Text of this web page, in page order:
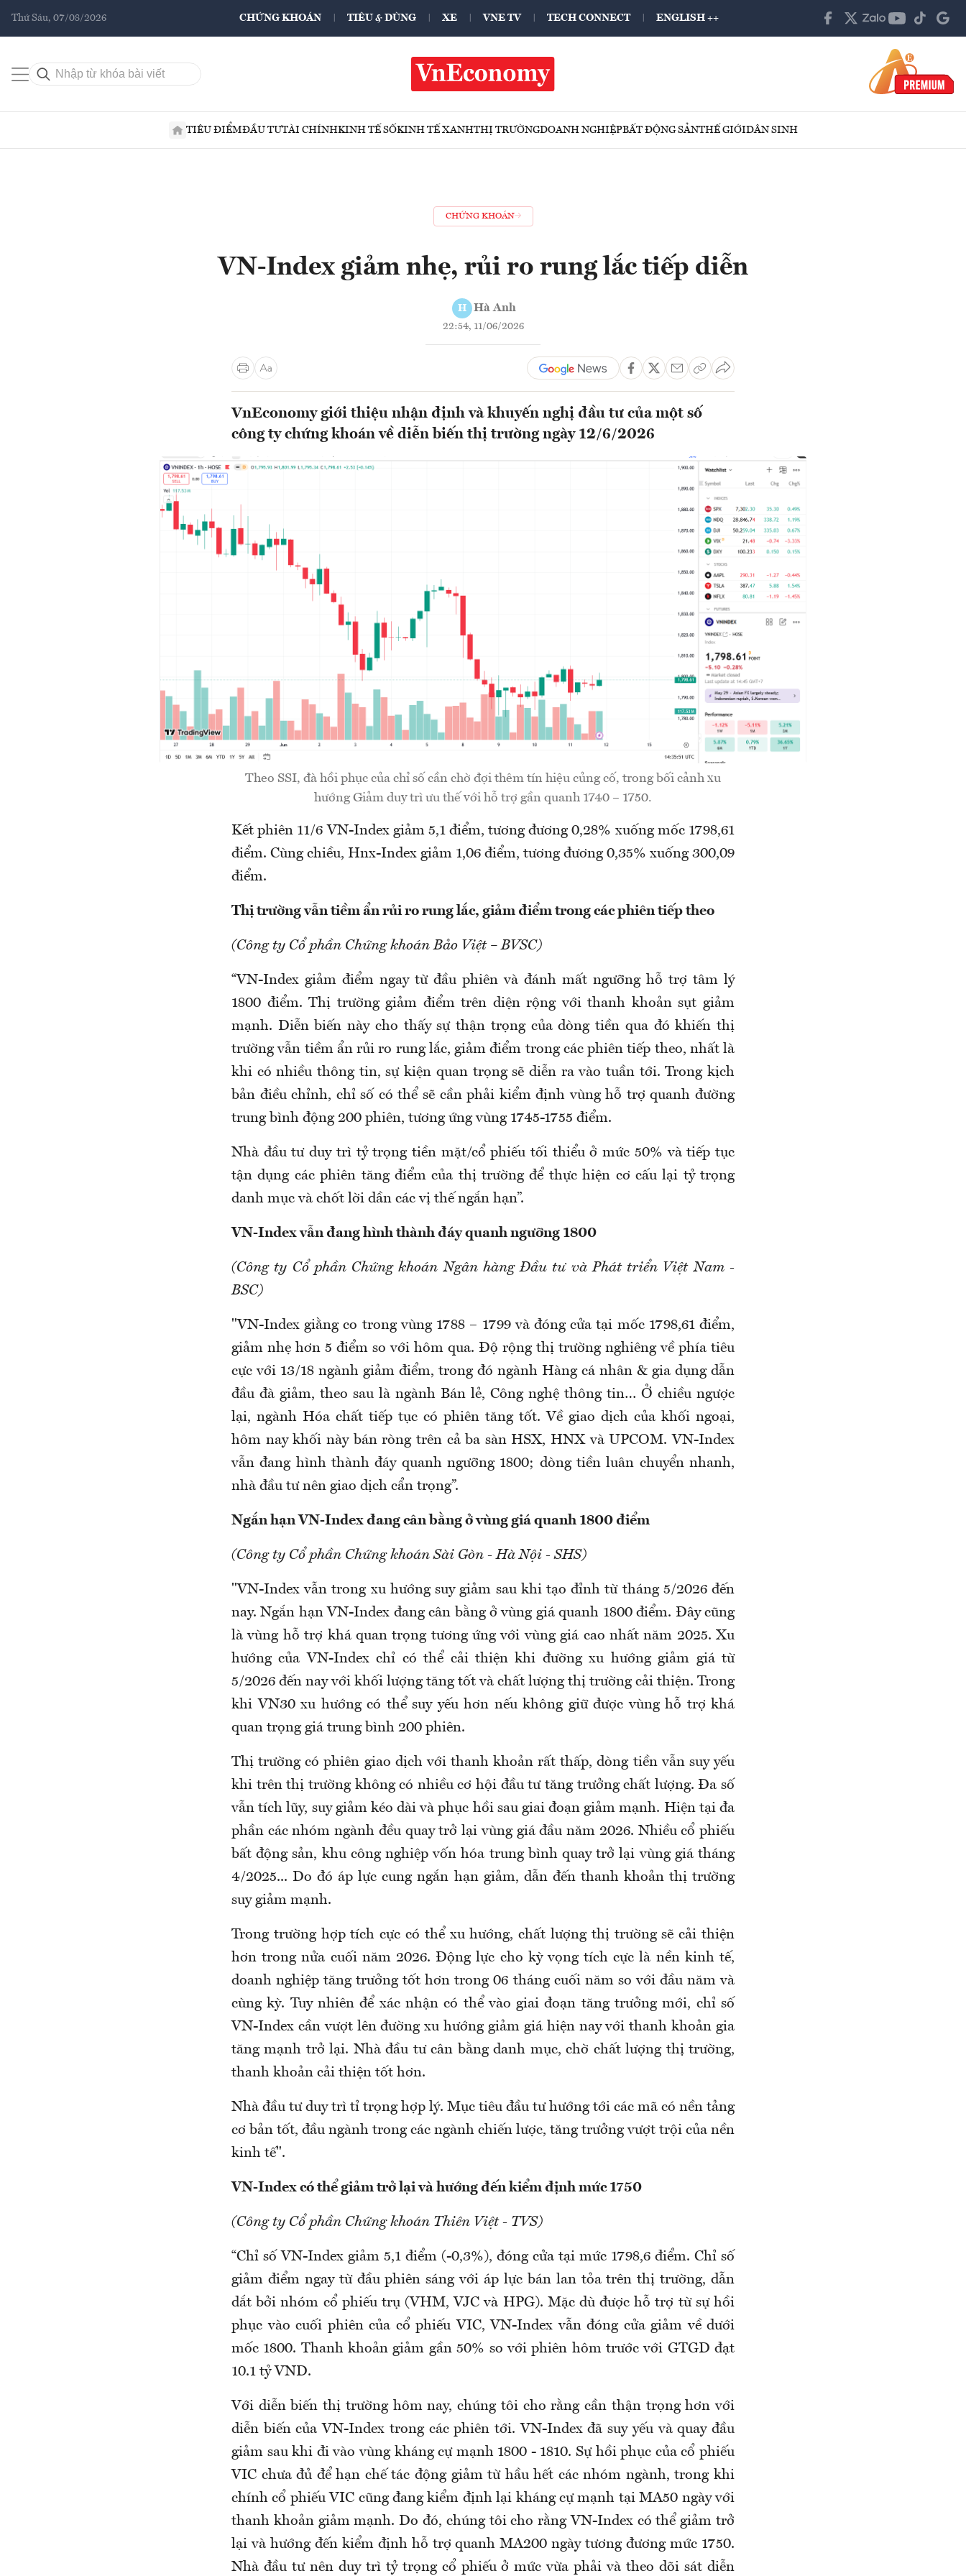
Thứ Sáu, 07/08/2026 CHỨNG KHOÁN TIÊU & DÙNG XE VNE TV TECH CONNECT ENGLISH ++
TIÊU ĐIỂMĐẦU TƯTÀI CHÍNHKINH TẾ SỐKINH TẾ XANHTHỊ TRƯỜNGDOANH NGHIỆPBẤT ĐỘNG SẢNTHẾ GIỚIDÂN SINH
CHỨNG KHOÁN
VN-Index giảm nhẹ, rủi ro rung lắc tiếp diễn
H Hà Anh
22:54, 11/06/2026
VnEconomy giới thiệu nhận định và khuyến nghị đầu tư của một số
công ty chứng khoán về diễn biến thị trường ngày 12/6/2026
Theo SSI, đà hồi phục của chỉ số cần chờ đợi thêm tín hiệu củng cố, trong bối cảnh xu
hướng Giảm duy trì ưu thế với hỗ trợ gần quanh 1740 – 1750.
Kết phiên 11/6 VN-Index giảm 5,1 điểm, tương đương 0,28% xuống mốc 1798,61
điểm. Cùng chiều, Hnx-Index giảm 1,06 điểm, tương đương 0,35% xuống 300,09
điểm.
Thị trường vẫn tiềm ẩn rủi ro rung lắc, giảm điểm trong các phiên tiếp theo
(Công ty Cổ phần Chứng khoán Bảo Việt – BVSC)
“VN-Index giảm điểm ngay từ đầu phiên và đánh mất ngưỡng hỗ trợ tâm lý
1800 điểm. Thị trường giảm điểm trên diện rộng với thanh khoản sụt giảm
mạnh. Diễn biến này cho thấy sự thận trọng của dòng tiền qua đó khiến thị
trường vẫn tiềm ẩn rủi ro rung lắc, giảm điểm trong các phiên tiếp theo, nhất là
khi có nhiều thông tin, sự kiện quan trọng sẽ diễn ra vào tuần tới. Trong kịch
bản điều chỉnh, chỉ số có thể sẽ cần phải kiểm định vùng hỗ trợ quanh đường
trung bình động 200 phiên, tương ứng vùng 1745-1755 điểm.
Nhà đầu tư duy trì tỷ trọng tiền mặt/cổ phiếu tối thiểu ở mức 50% và tiếp tục
tận dụng các phiên tăng điểm của thị trường để thực hiện cơ cấu lại tỷ trọng
danh mục và chốt lời dần các vị thế ngắn hạn”.
VN-Index vẫn đang hình thành đáy quanh ngưỡng 1800
(Công ty Cổ phần Chứng khoán Ngân hàng Đầu tư và Phát triển Việt Nam -
BSC)
"VN-Index giằng co trong vùng 1788 – 1799 và đóng cửa tại mốc 1798,61 điểm,
giảm nhẹ hơn 5 điểm so với hôm qua. Độ rộng thị trường nghiêng về phía tiêu
cực với 13/18 ngành giảm điểm, trong đó ngành Hàng cá nhân & gia dụng dẫn
đầu đà giảm, theo sau là ngành Bán lẻ, Công nghệ thông tin… Ở chiều ngược
lại, ngành Hóa chất tiếp tục có phiên tăng tốt. Về giao dịch của khối ngoại,
hôm nay khối này bán ròng trên cả ba sàn HSX, HNX và UPCOM. VN-Index
vẫn đang hình thành đáy quanh ngưỡng 1800; dòng tiền luân chuyển nhanh,
nhà đầu tư nên giao dịch cẩn trọng”.
Ngắn hạn VN-Index đang cân bằng ở vùng giá quanh 1800 điểm
(Công ty Cổ phần Chứng khoán Sài Gòn - Hà Nội - SHS)
"VN-Index vẫn trong xu hướng suy giảm sau khi tạo đỉnh từ tháng 5/2026 đến
nay. Ngắn hạn VN-Index đang cân bằng ở vùng giá quanh 1800 điểm. Đây cũng
là vùng hỗ trợ khá quan trọng tương ứng với vùng giá cao nhất năm 2025. Xu
hướng của VN-Index chỉ có thể cải thiện khi đường xu hướng giảm giá từ
5/2026 đến nay với khối lượng tăng tốt và chất lượng thị trường cải thiện. Trong
khi VN30 xu hướng có thể suy yếu hơn nếu không giữ được vùng hỗ trợ khá
quan trọng giá trung bình 200 phiên.
Thị trường có phiên giao dịch với thanh khoản rất thấp, dòng tiền vẫn suy yếu
khi trên thị trường không có nhiều cơ hội đầu tư tăng trưởng chất lượng. Đa số
vẫn tích lũy, suy giảm kéo dài và phục hồi sau giai đoạn giảm mạnh. Hiện tại đa
phần các nhóm ngành đều quay trở lại vùng giá đầu năm 2026. Nhiều cổ phiếu
bất động sản, khu công nghiệp vốn hóa trung bình quay trở lại vùng giá tháng
4/2025... Do đó áp lực cung ngắn hạn giảm, dẫn đến thanh khoản thị trường
suy giảm mạnh.
Trong trường hợp tích cực có thể xu hướng, chất lượng thị trường sẽ cải thiện
hơn trong nửa cuối năm 2026. Động lực cho kỳ vọng tích cực là nền kinh tế,
doanh nghiệp tăng trưởng tốt hơn trong 06 tháng cuối năm so với đầu năm và
cùng kỳ. Tuy nhiên để xác nhận có thể vào giai đoạn tăng trưởng mới, chỉ số
VN-Index cần vượt lên đường xu hướng giảm giá hiện nay với thanh khoản gia
tăng mạnh trở lại. Nhà đầu tư cân bằng danh mục, chờ chất lượng thị trường,
thanh khoản cải thiện tốt hơn.
Nhà đầu tư duy trì tỉ trọng hợp lý. Mục tiêu đầu tư hướng tới các mã có nền tảng
cơ bản tốt, đầu ngành trong các ngành chiến lược, tăng trưởng vượt trội của nền
kinh tế".
VN-Index có thể giảm trở lại và hướng đến kiểm định mức 1750
(Công ty Cổ phần Chứng khoán Thiên Việt - TVS)
“Chỉ số VN-Index giảm 5,1 điểm (-0,3%), đóng cửa tại mức 1798,6 điểm. Chỉ số
giảm điểm ngay từ đầu phiên sáng với áp lực bán lan tỏa trên thị trường, dẫn
dắt bởi nhóm cổ phiếu trụ (VHM, VJC và HPG). Mặc dù được hỗ trợ từ sự hồi
phục vào cuối phiên của cổ phiếu VIC, VN-Index vẫn đóng cửa giảm về dưới
mốc 1800. Thanh khoản giảm gần 50% so với phiên hôm trước với GTGD đạt
10.1 tỷ VND.
Với diễn biến thị trường hôm nay, chúng tôi cho rằng cần thận trọng hơn với
diễn biến của VN-Index trong các phiên tới. VN-Index đã suy yếu và quay đầu
giảm sau khi đi vào vùng kháng cự mạnh 1800 - 1810. Sự hồi phục của cổ phiếu
VIC chưa đủ để hạn chế tác động giảm từ hầu hết các nhóm ngành, trong khi
chính cổ phiếu VIC cũng đang kiểm định lại kháng cự mạnh tại MA50 ngày với
thanh khoản giảm mạnh. Do đó, chúng tôi cho rằng VN-Index có thể giảm trở
lại và hướng đến kiểm định hỗ trợ quanh MA200 ngày tương đương mức 1750.
Nhà đầu tư nên duy trì tỷ trọng cổ phiếu ở mức vừa phải và theo dõi sát diễn